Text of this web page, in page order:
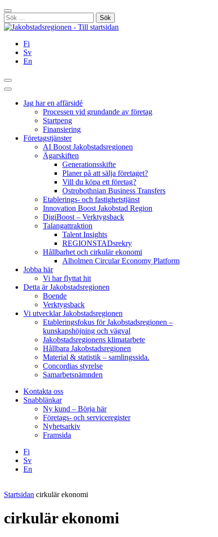
Hoppa
till
innehållet
Stäng
Sök
efter:
Fi
Sv
En
Sök
Huvudmeny
Jag har en affärsidé
Processen vid grundande av företag
Startpeng
Finansiering
Företagstjänster
AI Boost Jakobstadsregionen
Ägarskiften
Generationsskifte
Planer på att sälja företaget?
Vill du köpa ett företag?
Ostrobothnian Business Transfers
Etablerings- och fastighetstjänst
Innovation Boost Jakobstad Region
DigiBoost – Verktygsback
Talangattraktion
Talent Insights
REGIONSTADsrekry
Hållbarhet och cirkulär ekonomi
Alholmen Circular Economy Platform
Jobba här
Vi har flyttat hit
Detta är Jakobstadsregionen
Boende
Verktygsback
Vi utvecklar Jakobstadsregionen
Etableringsfokus för Jakobstadsregionen –
kunskapshöjning och vägval
Jakobstadsregionens klimatarbete
Hållbara Jakobstadsregionen
Material & statistik – samlingssida.
Concordias styrelse
Samarbetsnämnden
Kontakta oss
Snabblänkar
Ny kund – Börja här
Företags- och serviceregister
Nyhetsarkiv
Framsida
Fi
Sv
En
Startsidan cirkulär ekonomi
cirkulär ekonomi